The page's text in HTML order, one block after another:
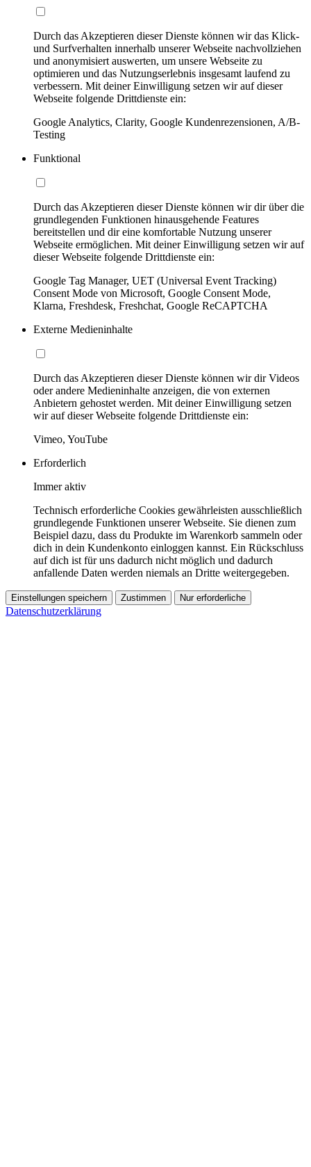
Durch das Akzeptieren dieser Dienste können wir das Klick-
und Surfverhalten innerhalb unserer Webseite nachvollziehen
und anonymisiert auswerten, um unsere Webseite zu
optimieren und das Nutzungserlebnis insgesamt laufend zu
verbessern. Mit deiner Einwilligung setzen wir auf dieser
Webseite folgende Drittdienste ein:
Google Analytics, Clarity, Google Kundenrezensionen, A/B-
Testing
Funktional
Durch das Akzeptieren dieser Dienste können wir dir über die
grundlegenden Funktionen hinausgehende Features
bereitstellen und dir eine komfortable Nutzung unserer
Webseite ermöglichen. Mit deiner Einwilligung setzen wir auf
dieser Webseite folgende Drittdienste ein:
Google Tag Manager, UET (Universal Event Tracking)
Consent Mode von Microsoft, Google Consent Mode,
Klarna, Freshdesk, Freshchat, Google ReCAPTCHA
Externe Medieninhalte
Durch das Akzeptieren dieser Dienste können wir dir Videos
oder andere Medieninhalte anzeigen, die von externen
Anbietern gehostet werden. Mit deiner Einwilligung setzen
wir auf dieser Webseite folgende Drittdienste ein:
Vimeo, YouTube
Erforderlich
Immer aktiv
Technisch erforderliche Cookies gewährleisten ausschließlich
grundlegende Funktionen unserer Webseite. Sie dienen zum
Beispiel dazu, dass du Produkte im Warenkorb sammeln oder
dich in dein Kundenkonto einloggen kannst. Ein Rückschluss
auf dich ist für uns dadurch nicht möglich und dadurch
anfallende Daten werden niemals an Dritte weitergegeben.
Einstellungen speichern Zustimmen Nur erforderliche
Datenschutzerklärung